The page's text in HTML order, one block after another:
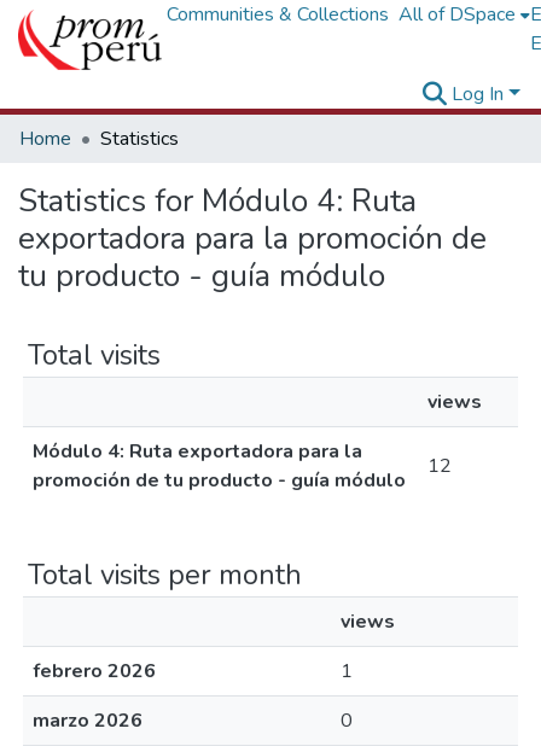
Communities & Collections All of DSpace
Log In
Home
Statistics
Statistics for Módulo 4: Ruta
exportadora para la promoción de
tu producto - guía módulo
Total visits
views
Módulo 4: Ruta exportadora para la
promoción de tu producto - guía módulo
12
Total visits per month
views
febrero 2026
1
marzo 2026
0